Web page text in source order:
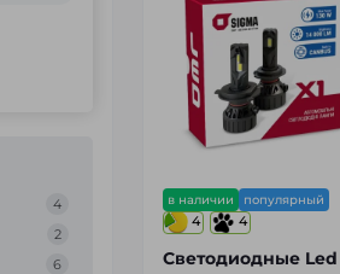
4
2
6
в наличии популярный
4 4
Светодиодные Led